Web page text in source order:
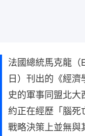
法國總統馬克龍
日）刊出的《經
史的軍事同盟北大
約正在經歷「腦死
戰略決策上並無與